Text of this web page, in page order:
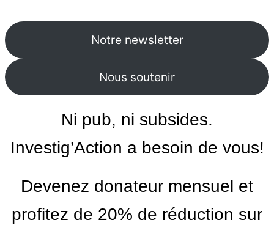
Notre newsletter
Nous soutenir
Ni pub, ni subsides.
Investig’Action a besoin de vous!
Devenez donateur mensuel et
profitez de 20% de réduction sur